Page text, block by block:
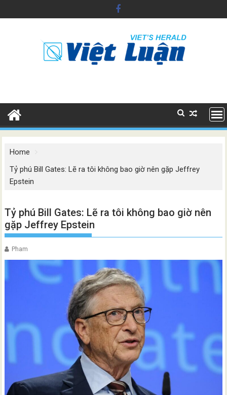
to
Home
Tỷ phú Bill Gates: Lẽ ra tôi không bao giờ nên gặp Jeffrey
Epstein
Tỷ phú Bill Gates: Lẽ ra tôi không bao giờ nên
gặp Jeffrey Epstein
Pham